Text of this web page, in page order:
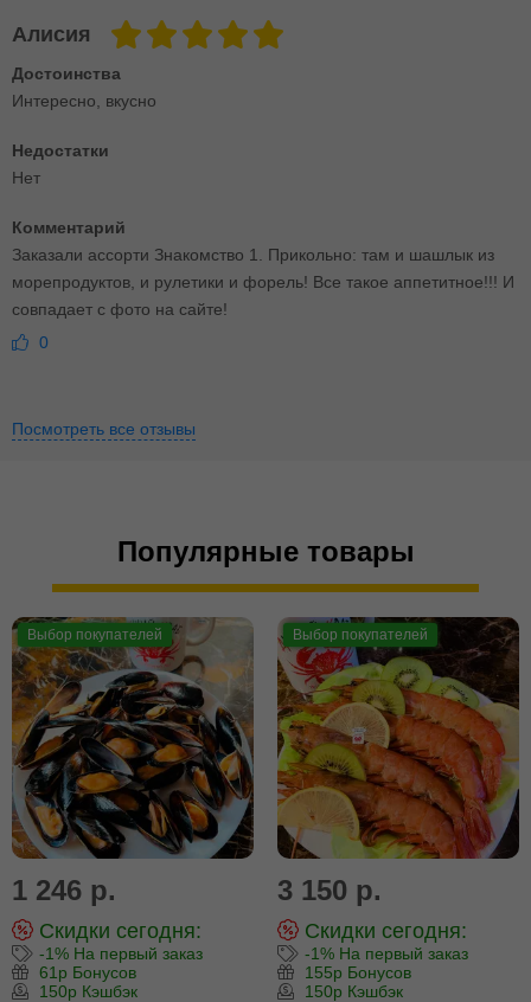
Алисия
Достоинства
Интересно, вкусно
Недостатки
Нет
Комментарий
Заказали ассорти Знакомство 1. Прикольно: там и шашлык из
морепродуктов, и рулетики и форель! Все такое аппетитное!!! И
совпадает с фото на сайте!
0
Посмотреть все отзывы
Популярные товары
Выбор покупателей
1 246 р.
Скидки сегодня:
-1% На первый заказ
61р Бонусов
150р Кэшбэк
Выбор покупателей
3 150 р.
Скидки сегодня:
-1% На первый заказ
155р Бонусов
150р Кэшбэк